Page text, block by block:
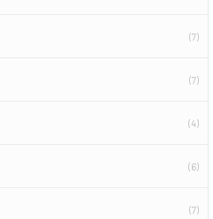
(7)
(7)
(4)
(6)
(7)